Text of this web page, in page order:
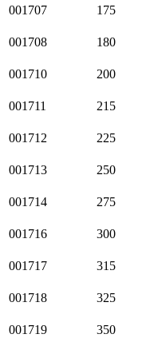
001707 175
001708
180
001710
200
001711
215
001712
225
001713
250
001714
275
001716
300
001717
315
001718
325
001719
350